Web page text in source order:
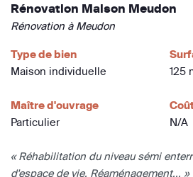
Rénovation Maison Meudon
Rénovation à Meudon
Type de bien
Maison individuelle
125
Maître d'ouvrage
Particulier
N/A
« Réhabilitation du niveau sémi
d'espace de vie. Réaménagement... »